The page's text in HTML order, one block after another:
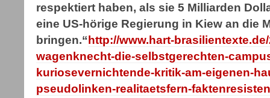
respektiert haben, als sie 5 Milliarden
eine US-hörige Regierung in Kiew an die
bringen.“ http://www.hart-
wagenknecht-die-selbstgerechten-
kuriosevernichtende-kritik-am-eigenen-
pseudolinken-realitaetsfern-